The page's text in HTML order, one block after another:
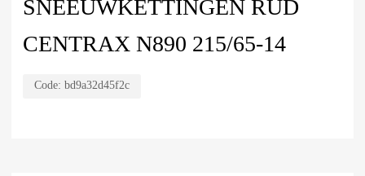
SNEEUWKETTINGEN RUD
CENTRAX N890 215/65-14
Code: bd9a32d45f2c